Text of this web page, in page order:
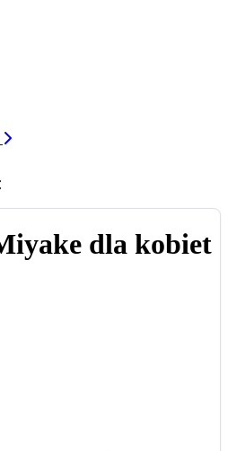
dla kobiet